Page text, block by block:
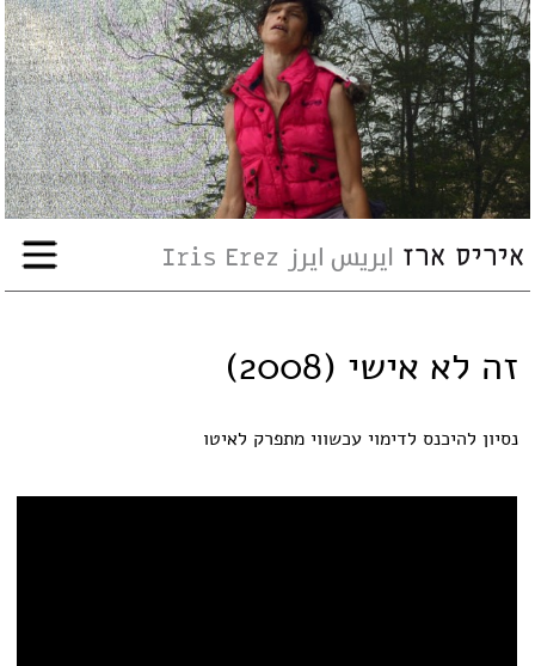
עבודות
אודות
שיתופי-פעולה
ארועים
עיתונות
סדנאות
זה לא אישי (2008)
נסיון להיכנס לדימוי עכשווי מתפרק לאיטו